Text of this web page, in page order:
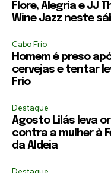
Flore, Alegria e JJ
Wine Jazz neste
Cabo Frio
Homem é preso
cervejas e tentar
Frio
Destaque
Agosto Lilás leva
contra a mulher à
da Aldeia